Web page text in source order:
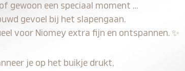
gewoon een speciaal moment …
gevoel bij het slapengaan.
voor Niomey extra fijn en ontspannen. ✨
je op het buikje drukt,